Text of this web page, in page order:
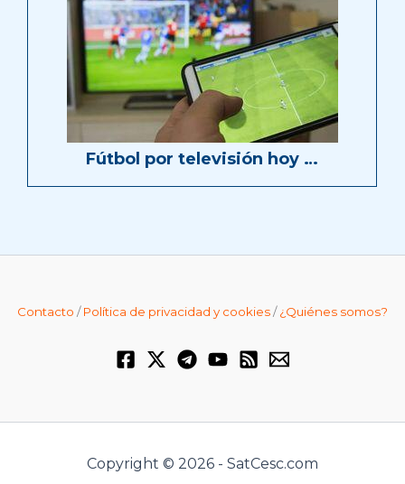
Fútbol por televisión hoy …
Contacto /Política de privacidad y cookies/¿Quiénes somos?
Copyright © 2026 - SatCesc.com